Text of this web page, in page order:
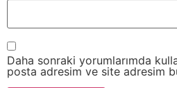
Daha sonraki yorumlarımda
posta adresim ve site adresim